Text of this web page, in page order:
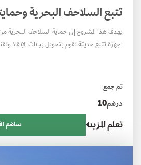
تتبع السلاحف البحرية
يهدف هذا المشروع إلى حماية السلاحف
اجهزة تتبع حديثة تقوم بتحويل بيانات الإنقاذ
البشرية. ومن خلال تحويل بيانات الإنقاذ والتتبع
دقيقة.
تم جمع
درهم10
تعلم المزيد ساهم